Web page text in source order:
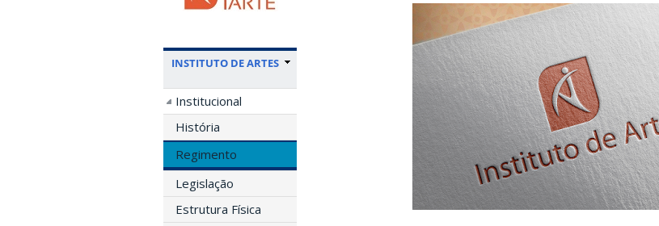
INSTITUTO DE ARTES
Institucional
História
Regimento
Legislação
Estrutura Física